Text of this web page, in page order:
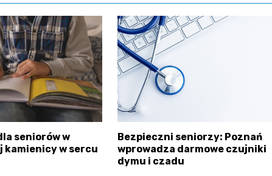
seniorów w
kamienicy w sercu
Bezpieczni seniorzy: Poznań
wprowadza darmowe czujniki
dymu i czadu